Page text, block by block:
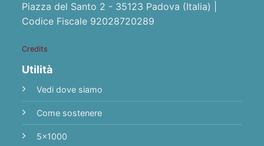
Piazza del Santo 2 - 35123 Padova (Italia) |
Codice Fiscale 92028720289
Credits
Utilità
Vedi dove siamo
Come sostenere
5x1000